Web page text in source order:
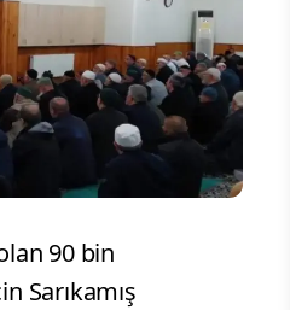
90 bin
Sarıkamış